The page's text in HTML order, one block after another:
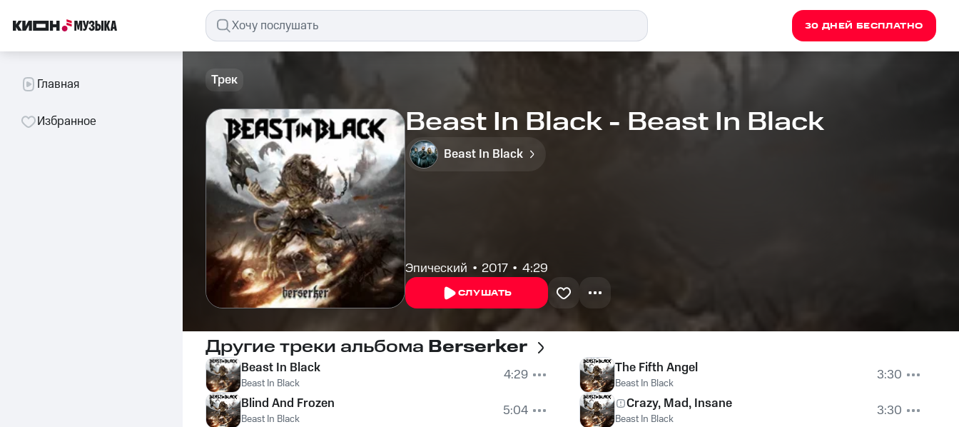
30 ДНЕЙ БЕСПЛАТНО
Главная
Избранное
Трек
Beast In Black - Beast In Black
Beast In Black
Эпический 2017 4:29
СЛУШАТЬ
Другие треки альбома Berserker
Beast In Black
Beast In Black
4:29
Blind And Frozen
Beast In Black
5:04
The Fifth Angel
Beast In Black
3:30
Crazy, Mad, Insane
Beast In Black
3:30